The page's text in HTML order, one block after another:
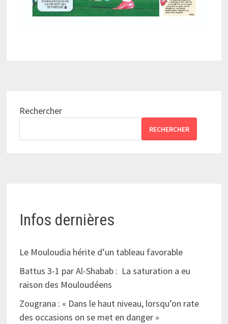
Rechercher
RECHERCHER
Infos dernières
Le Mouloudia hérite d’un tableau favorable
Battus 3-1 par Al-Shabab : La saturation a eu
raison des Mouloudéens
Zougrana : « Dans le haut niveau, lorsqu’on rate
des occasions on se met en danger »